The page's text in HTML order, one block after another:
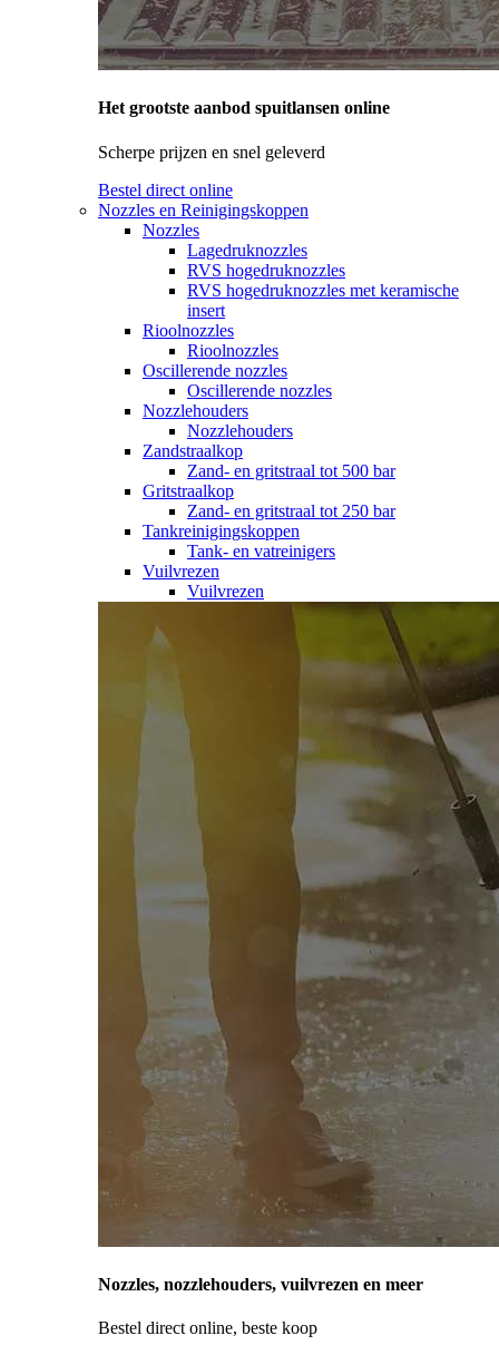
Het grootste aanbod spuitlansen online
Scherpe prijzen en snel geleverd
Bestel direct online
Nozzles en Reinigingskoppen
Nozzles
Lagedruknozzles
RVS hogedruknozzles
RVS hogedruknozzles met keramische
insert
Rioolnozzles
Rioolnozzles
Oscillerende nozzles
Oscillerende nozzles
Nozzlehouders
Nozzlehouders
Zandstraalkop
Zand- en gritstraal tot 500 bar
Gritstraalkop
Zand- en gritstraal tot 250 bar
Tankreinigingskoppen
Tank- en vatreinigers
Vuilvrezen
Vuilvrezen
Nozzles, nozzlehouders, vuilvrezen en meer
Bestel direct online, beste koop